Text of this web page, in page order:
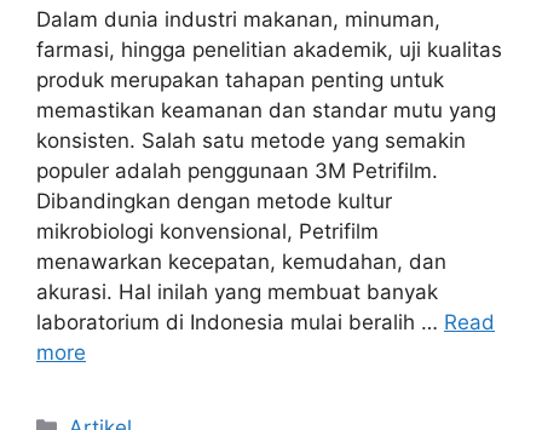
Dalam dunia industri makanan, minuman,
farmasi, hingga penelitian akademik, uji kualitas
produk merupakan tahapan penting untuk
memastikan keamanan dan standar mutu yang
konsisten. Salah satu metode yang semakin
populer adalah penggunaan 3M Petrifilm.
Dibandingkan dengan metode kultur
mikrobiologi konvensional, Petrifilm
menawarkan kecepatan, kemudahan, dan
akurasi. Hal inilah yang membuat banyak
laboratorium di Indonesia mulai beralih … Read
more
Categories